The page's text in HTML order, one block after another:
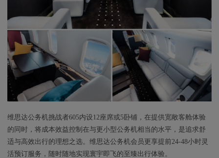
维思达公务机挑战者605内设12座席或5卧铺，在提供宽敞客舱体验
的同时，将成本效益控制在与更小型公务机相当的水平，是追求舒
适与高效出行的理想之选。维思达公务机会员更享提前24-48小时灵
活预订服务，随时随地实现寰宇即飞的至臻出行体验。